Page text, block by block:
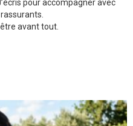
pour accompagner avec
avant tout.